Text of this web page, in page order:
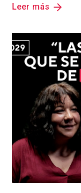
Leer más arrow_forward